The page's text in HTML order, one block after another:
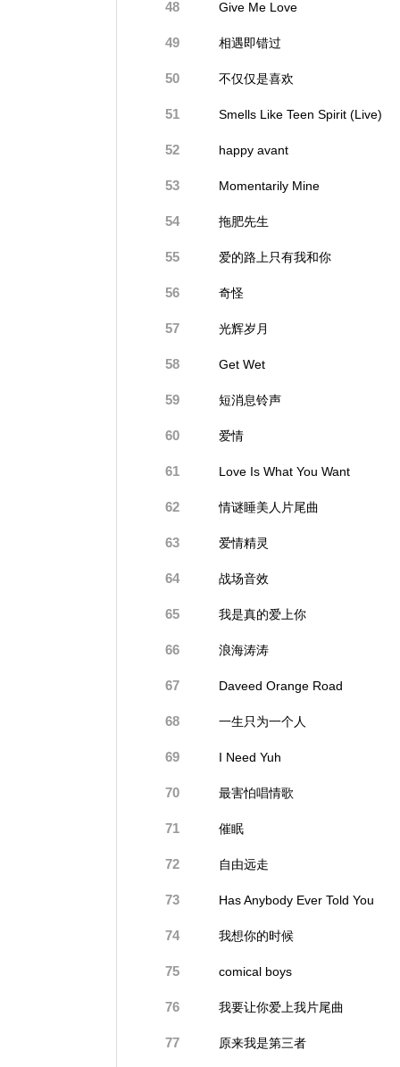
48 Give Me Love
49 相遇即错过
50 不仅仅是喜欢
51 Smells Like Teen Spirit (Live)
52 happy avant
53 Momentarily Mine
54 拖肥先生
55 爱的路上只有我和你
56 奇怪
57 光辉岁月
58 Get Wet
59 短消息铃声
60 爱情
61 Love Is What You Want
62 情谜睡美人片尾曲
63 爱情精灵
64 战场音效
65 我是真的爱上你
66 浪海涛涛
67 Daveed Orange Road
68 一生只为一个人
69 I Need Yuh
70 最害怕唱情歌
71 催眠
72 自由远走
73 Has Anybody Ever Told You
74 我想你的时候
75 comical boys
76 我要让你爱上我片尾曲
77 原来我是第三者